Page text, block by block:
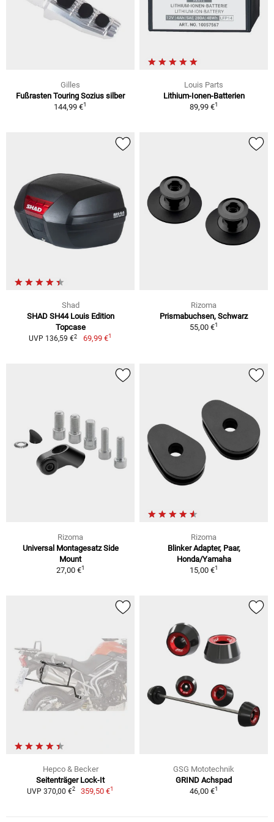
Gilles
Fußrasten Touring Sozius silber
144,99 €1
Louis Parts
Lithium-Ionen-Batterien
89,99 €1
Shad
SHAD SH44 Louis Edition
Topcase
UVP 136,59 €2 69,99 €1
Rizoma
Prismabuchsen, Schwarz
55,00 €1
Rizoma
Universal Montagesatz Side
Mount
27,00 €1
Rizoma
Blinker Adapter, Paar,
Honda/Yamaha
15,00 €1
Hepco & Becker
Seitenträger Lock-It
UVP 370,00 €2 359,50 €1
GSG Mototechnik
GRIND Achspad
46,00 €1